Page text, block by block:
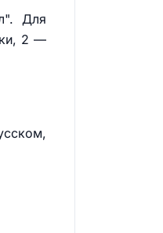
Для
2 —